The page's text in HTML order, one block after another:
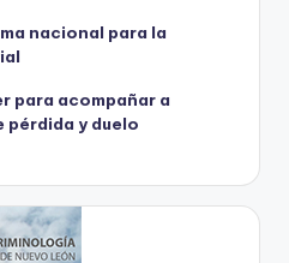
nacional para la
para acompañar a
pérdida y duelo